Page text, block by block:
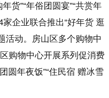
货”“年俗团圆宴”“共赏年
家企业联合推出“好年货 逛
活动。房山区多个购物中
购物中心开展系列促消费
圆年夜饭”“住民宿 赠冰雪